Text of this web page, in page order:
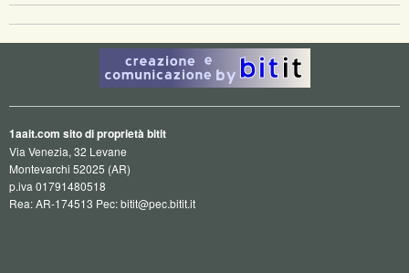
1aait.com sito di proprietà bitit
Via Venezia, 32 Levane
Montevarchi 52025 (AR)
p.iva 01791480518
Rea: AR-174513 Pec: bitit@pec.bitit.it